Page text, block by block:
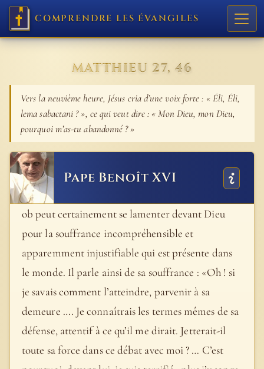
COMPRENDRE LES ÉVANGILES
MATTHIEU 27, 46
Vers la neuvième heure, Jésus cria d’une voix forte : « Éli, Éli,
lema sabactani ? », ce qui veut dire : « Mon Dieu, mon Dieu,
pourquoi m’as-tu abandonné ? »
Pape Benoît XVI
ob peut certainement se lamenter devant Dieu
pour la souffrance incompréhensible et
apparemment injustifiable qui est présente dans
le monde. Il parle ainsi de sa souffrance : «Oh ! si
je savais comment l’atteindre, parvenir à sa
demeure …. Je connaîtrais les termes mêmes de sa
défense, attentif à ce qu’il me dirait. Jetterait-il
toute sa force dans ce débat avec moi ? … C’est